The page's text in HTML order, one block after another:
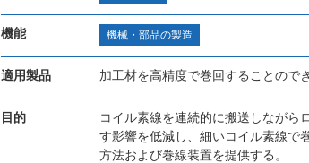
機能 機械・部品の製造
適用製品 加工材を高精度で巻回することので
目的
コイル素線を連続的に搬送しながら
す影響を低減し、細いコイル素線で
方法および巻線装置を提供する。